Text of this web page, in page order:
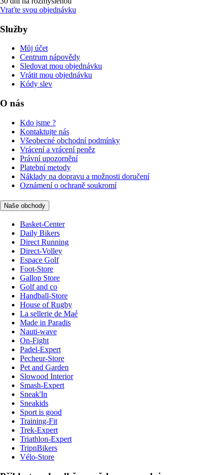
Vraťte svou objednávku
Služby
Můj účet
Centrum nápovědy
Sledovat mou objednávku
Vrátit mou objednávku
Kódy slev
O nás
Kdo jsme ?
Kontaktujte nás
Všeobecné obchodní podmínky
Vrácení a vrácení peněz
Právní upozornění
Platební metody
Náklady na dopravu a možnosti doručení
Oznámení o ochraně soukromí
Naše obchody
Basket-Center
Daily Bikers
Direct Running
Direct-Volley
Espace Golf
Foot-Store
Gallop Store
Golf and co
Handball-Store
House of Rugby
La sellerie de Maé
Made in Paradis
Nauti-wave
On-Fight
Padel-Expert
Pecheur-Store
Pet and Garden
Slowood Interior
Smash-Expert
Sneak'In
Sneakids
Sport is good
Training-Fit
Trek-Expert
Triathlon-Expert
TripnBikers
Vélo-Store